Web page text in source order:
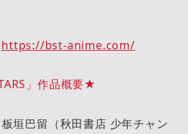
https://bst-anime.com/
」作品概要★
垣巴留（秋田書店 少年チャン